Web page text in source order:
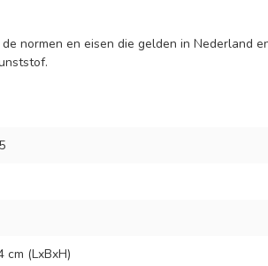
normen en eisen die gelden in Nederland
cm (LxBxH)